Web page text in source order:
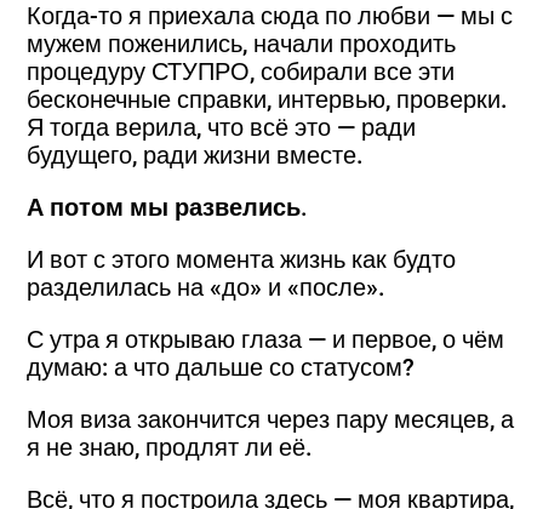
Когда-то я приехала сюда по любви — мы с
мужем поженились, начали проходить
процедуру СТУПРО, собирали все эти
бесконечные справки, интервью, проверки.
Я тогда верила, что всё это — ради
будущего, ради жизни вместе.
А потом мы развелись.
И вот с этого момента жизнь как будто
разделилась на «до» и «после».
С утра я открываю глаза — и первое, о чём
думаю: а что дальше со статусом?
Моя виза закончится через пару месяцев, а
я не знаю, продлят ли её.
Всё, что я построила здесь — моя квартира,